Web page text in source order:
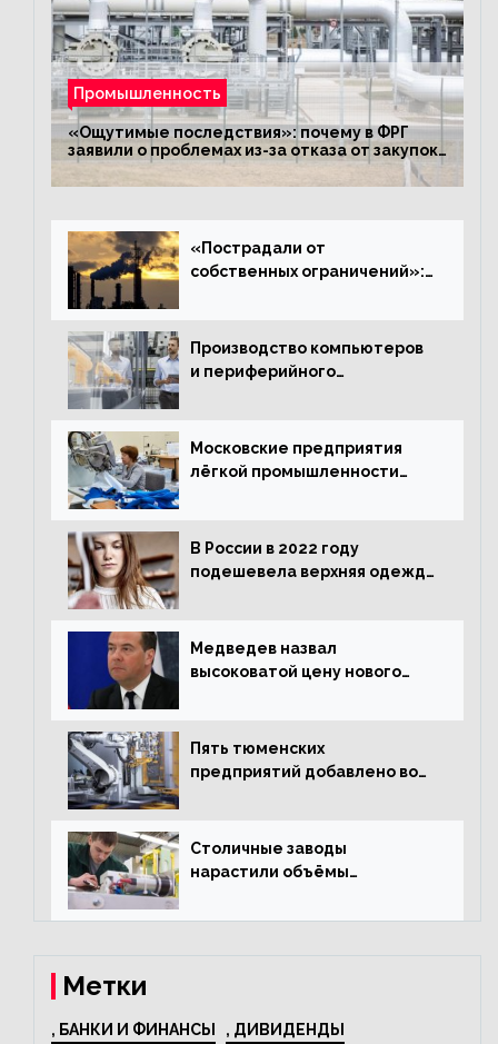
Промышленность
«Ощутимые последствия»: почему в ФРГ
заявили о проблемах из-за отказа от закупок
российского газа
«Пострадали от
собственных ограничений»:
промышленности
Производство компьютеров
и периферийного
Московские предприятия
лёгкой промышленности
В России в 2022 году
подешевела верхняя одежда
Медведев назвал
высоковатой цену нового
Пять тюменских
предприятий добавлено во
туризма
Столичные заводы
нарастили объёмы
электрооборудования на
Метки
, БАНКИ И ФИНАНСЫ , ДИВИДЕНДЫ